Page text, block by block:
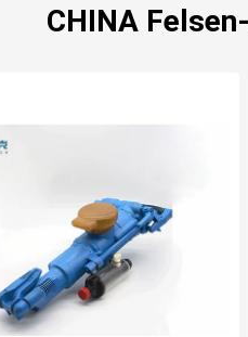
CHINA